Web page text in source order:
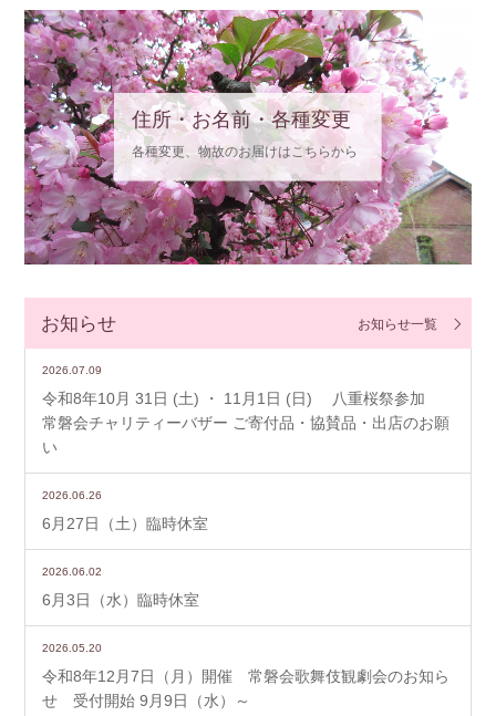
住所・お名前・各種変更
各種変更、物故のお届けはこちらから
お知らせ お知らせ一覧
2026.07.09
令和8年10月 31日 (土) ・ 11月1日 (日) 八重桜祭参加
常磐会チャリティーバザー ご寄付品・協賛品・出店のお願
い
2026.06.26
6月27日（土）臨時休室
2026.06.02
6月3日（水）臨時休室
2026.05.20
令和8年12月7日（月）開催 常磐会歌舞伎観劇会のお知ら
せ 受付開始 9月9日（水）～